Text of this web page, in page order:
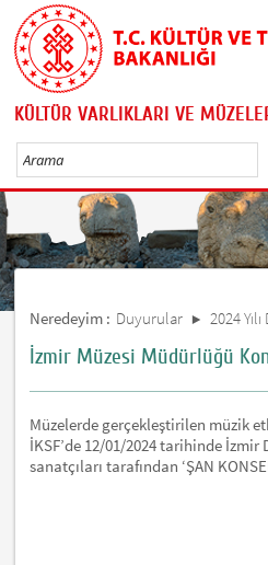
KÜLTÜR VARLIKLARI VE
Neredeyim : Duyurular 2024
İzmir Müzesi Müdürlüğü
Müzelerde gerçekleştirilen müzik
İKSF’de 12/01/2024 tarihinde İzmir
sanatçıları tarafından ‘ŞAN